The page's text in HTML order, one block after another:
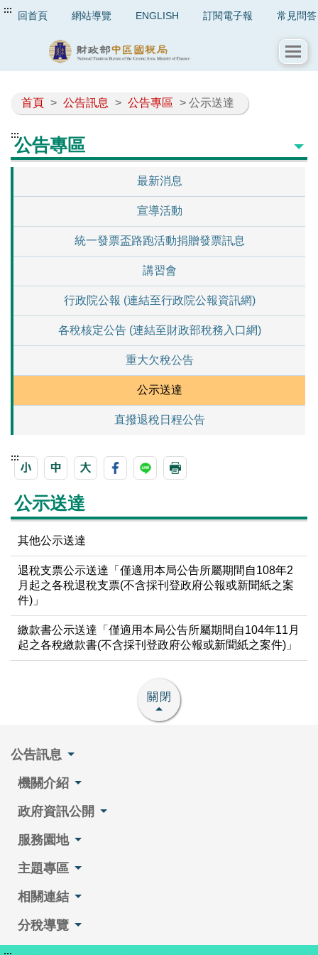
::: 回首頁 網站導覽 ENGLISH 訂閱電子報 常見問答
首頁 > 公告訊息 > 公告專區 > 公示送達
:::公告專區
最新消息
宣導活動
統一發票盃路跑活動捐贈發票訊息
講習會
行政院公報 (連結至行政院公報資訊網)
各稅核定公告 (連結至財政部稅務入口網)
重大欠稅公告
公示送達
直撥退稅日程公告
:::
公示送達
其他公示送達
退稅支票公示送達「僅適用本局公告所屬期間自108年2
月起之各稅退稅支票(不含採刊登政府公報或新聞紙之案
件)」
繳款書公示送達「僅適用本局公告所屬期間自104年11月
起之各稅繳款書(不含採刊登政府公報或新聞紙之案件)」
關閉
公告訊息
機關介紹
政府資訊公開
服務園地
主題專區
相關連結
分稅導覽